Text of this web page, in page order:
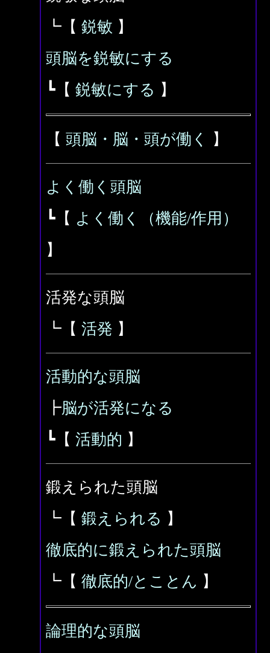
┗【 鋭敏 】
頭脳を鋭敏にする
┗【 鋭敏にする 】
【 頭脳・脳・頭が働く 】
よく働く頭脳
┗【 よく働く（機能/作用）
】
活発な頭脳
┗【 活発 】
活動的な頭脳
┣脳が活発になる
┗【 活動的 】
鍛えられた頭脳
┗【 鍛えられる 】
徹底的に鍛えられた頭脳
┗【 徹底的/とことん 】
論理的な頭脳